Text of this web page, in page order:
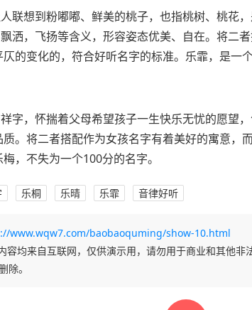
联想到粉嘟嘟、鲜美的桃子，也指桃树、桃花
洒，飞扬等含义，形容姿态优美、自在。将二
的变化的，符合好听名字的标准。乐霏，是一
字，怀揣着父母希望孩子一生快乐无忧的愿望
。将二者搭配作为女孩名字有着美好的寓意，
，不失为一个100分的名字。
乐桐 乐晴 乐霏 音律好听
www.wqw7.com/baobaoquming/show-10.html
容均来自互联网，仅供演示用，请勿用于商业和其他
除。